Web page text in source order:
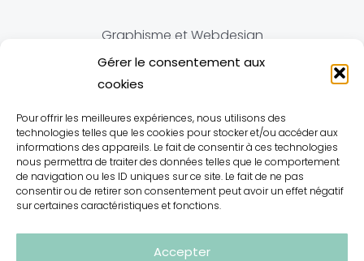
Gérer le consentement aux
cookies
Pour offrir les meilleures expériences, nous utilisons des
technologies telles que les cookies pour stocker et/ou accéder aux
informations des appareils. Le fait de consentir à ces technologies
nous permettra de traiter des données telles que le comportement
de navigation ou les ID uniques sur ce site. Le fait de ne pas
consentir ou de retirer son consentement peut avoir un effet négatif
sur certaines caractéristiques et fonctions.
Accepter
Graphisme et Webdesign
Traduction et Correction
Contact
ophelie@oedition.com
Tel. (+33) 07 50 31 24 49